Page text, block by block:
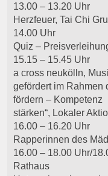
13.00 – 13.20 Uhr
Herzfeuer, Tai Chi
14.00 Uhr
Quiz –
15.15 – 15.45 Uhr
a cross neukölln,
gefördert im Rahmen
fördern – Kompetenz
stärken“, Lokaler
16.00 – 16.20 Uhr
Rapperinnen des
16.00 – 18.00 Uhr/
Rathaus